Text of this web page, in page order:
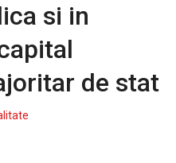
si in
de stat